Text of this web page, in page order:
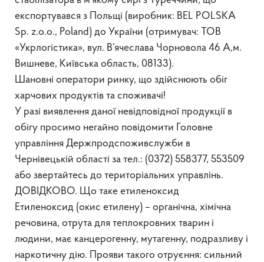
експортувався з Польщі (виробник: BEL POLSKA
Sp. z.o.o., Poland) до України (отримувач: TOB
«Укрлогістика», вул. В’ячеслава Чорновола 46 А,м.
Вишневе, Київська область, 08133).
Шановні оператори ринку, що здійснюють обіг
харчових продуктів та споживачі!
У разі виявлення даної невідповідної продукції в
обігу просимо негайно повідомити Головне
управління Держпродспоживслужби в
Чернівецькій області за тел.: (0372) 558377, 553509
або звертайтесь до територіальних управлінь.
ДОВІДКОВО. Що таке етиленоксид
Етиленоксид (окис етилену) – органічна, хімічна
речовина, отрута для теплокровних тварин і
людини, має канцерогенну, мутагенну, подразливу і
наркотичну дію. Прояви такого отруєння: сильний